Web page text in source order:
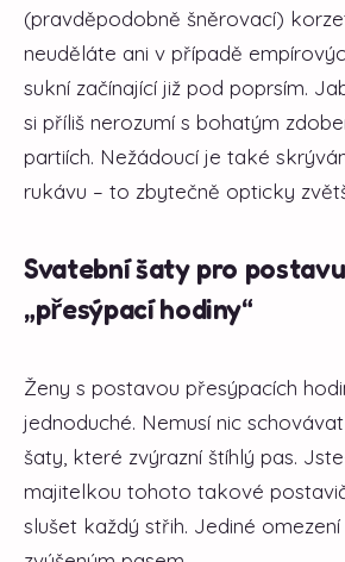
(pravděpodobně šněrovací)
neuděláte ani v případě
sukní začínající již pod poprsím.
si příliš nerozumí s bohatým
partiích. Nežádoucí je také
rukávu – to zbytečně opticky
Svatební šaty pro
„přesýpací hodiny“
Ženy s postavou přesýpacích
jednoduché. Nemusí nic
šaty, které zvýrazní štíhlý pas.
majitelkou tohoto takové
slušet každý střih. Jediné